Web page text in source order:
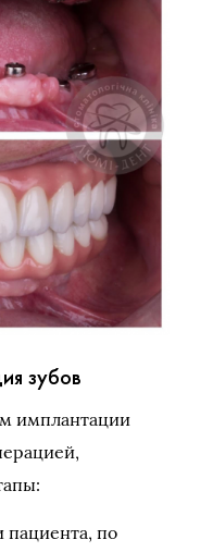
зубов
имплантации
пациента, по